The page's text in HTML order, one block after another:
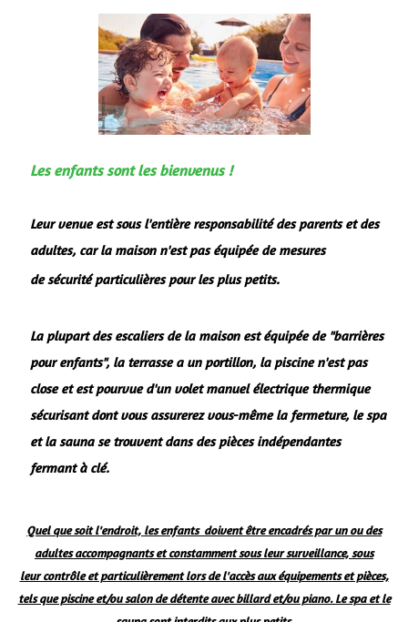
Les enfants sont les bienvenus !
Leur venue est sous l'entière responsabilité des parents et des
adultes, car la maison n'est pas équipée de mesures
de sécurité particulières pour les plus petits.
La plupart des escaliers de la maison est équipée de "barrières
pour enfants", la terrasse a un portillon, la piscine n'est pas
close et est pourvue d'un volet manuel électrique thermique
sécurisant dont vous assurerez vous-même la fermeture, le spa
et la sauna se trouvent dans des pièces indépendantes
fermant à clé.
Quel que soit l'endroit, les enfants doivent être encadrés par un ou des
adultes accompagnants et constamment sous leur surveillance, sous
leur contrôle et particulièrement lors de l'accès aux équipements et pièces,
tels que piscine et/ou salon de détente avec billard et/ou piano. Le spa et le